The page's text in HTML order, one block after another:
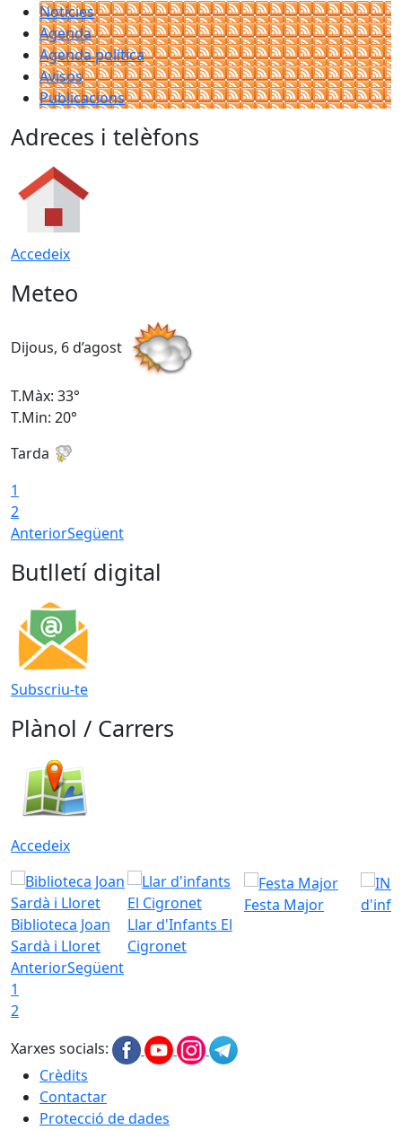
Notícies
Agenda
Agenda política
Avisos
Publicacions
Adreces i telèfons
Accedeix
Meteo
Dijous, 6 d’agost
T.Màx: 33°
T.Min: 20°
Tarda
1
2
AnteriorSegüent
Butlletí digital
Subscriu-te
Plànol / Carrers
Accedeix
Biblioteca Joan
Sardà i Lloret
Llar d'Infants El
Cigronet
Festa Major
AnteriorSegüent
1
2
Xarxes socials:
Crèdits
Contactar
Protecció de dades